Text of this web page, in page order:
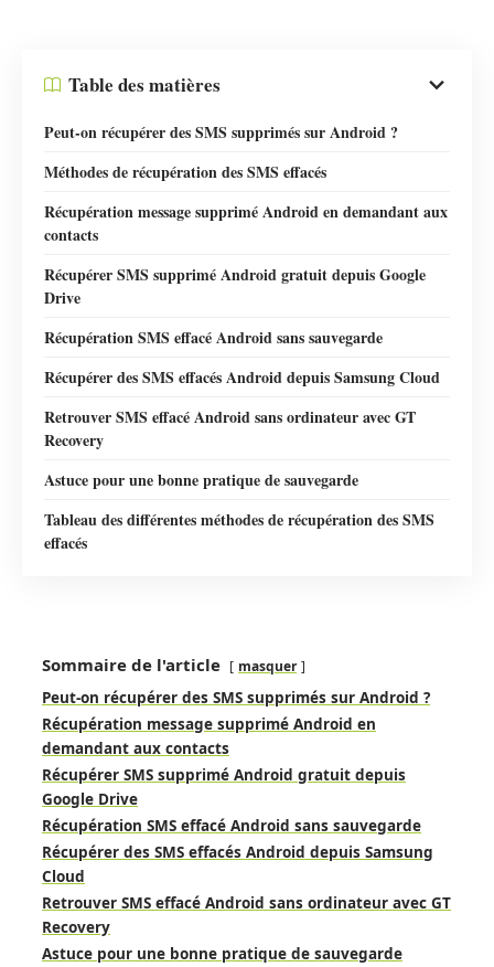
Table des matières
Peut-on récupérer des SMS supprimés sur Android ?
Méthodes de récupération des SMS effacés
Récupération message supprimé Android en demandant aux
contacts
Récupérer SMS supprimé Android gratuit depuis Google
Drive
Récupération SMS effacé Android sans sauvegarde
Récupérer des SMS effacés Android depuis Samsung Cloud
Retrouver SMS effacé Android sans ordinateur avec GT
Recovery
Astuce pour une bonne pratique de sauvegarde
Tableau des différentes méthodes de récupération des SMS
effacés
Sommaire de l'article masquer
Peut-on récupérer des SMS supprimés sur Android ?
Récupération message supprimé Android en
demandant aux contacts
Récupérer SMS supprimé Android gratuit depuis
Google Drive
Récupération SMS effacé Android sans sauvegarde
Récupérer des SMS effacés Android depuis Samsung
Cloud
Retrouver SMS effacé Android sans ordinateur avec GT
Recovery
Astuce pour une bonne pratique de sauvegarde